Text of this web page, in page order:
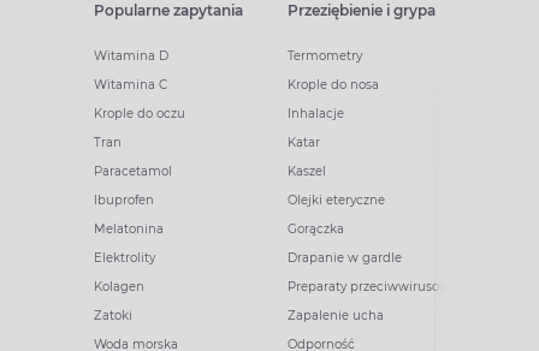
Popularne zapytania
Witamina D
Witamina C
Krople do oczu
Tran
Paracetamol
Ibuprofen
Melatonina
Elektrolity
Kolagen
Zatoki
Woda morska
Przeziębienie i grypa
Termometry
Krople do nosa
Inhalacje
Katar
Kaszel
Olejki eteryczne
Gorączka
Drapanie w gardle
Preparaty przeciwwirusowe
Zapalenie ucha
Odporność